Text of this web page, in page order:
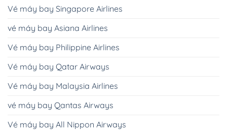
Vé máy bay Singapore Airlines
vé máy bay Asiana Airlines
Vé máy bay Philippine Airlines
Vé máy bay Qatar Airways
Vé máy bay Malaysia Airlines
vé máy bay Qantas Airways
Vé máy bay All Nippon Airways